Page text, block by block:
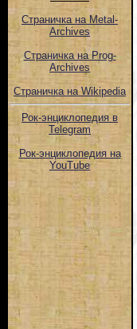
Страничка на Metal-
Archives
Страничка на Prog-
Archives
Страничка на Wikipedia
Рок-энциклопедия в
Telegram
Рок-энциклопедия на
YouTube